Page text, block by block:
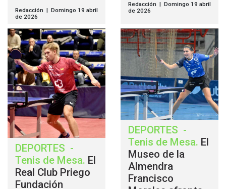
Redacción | Domingo 19 abril
de 2026
Redacción | Domingo 19 abril
de 2026
DEPORTES -
Tenis de Mesa. El
Real Club Priego
Fundación
DEPORTES -
Tenis de Mesa. El
Museo de la
Almendra
Francisco